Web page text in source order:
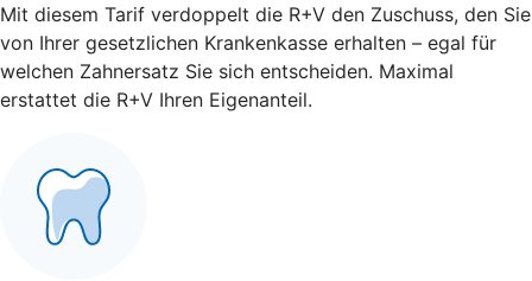
Mit diesem Tarif verdoppelt die R+V den Zuschuss, den Sie
von Ihrer gesetzlichen Krankenkasse erhalten – egal für
welchen Zahnersatz Sie sich entscheiden. Maximal
erstattet die R+V Ihren Eigenanteil.